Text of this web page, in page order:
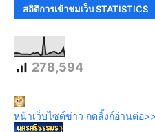
สถิติการเข้าชมเว็บ STATISTICS
278,594
หน้าเว็บไซต์ข่าว กดลิ้งก์อ่านต่อ>>